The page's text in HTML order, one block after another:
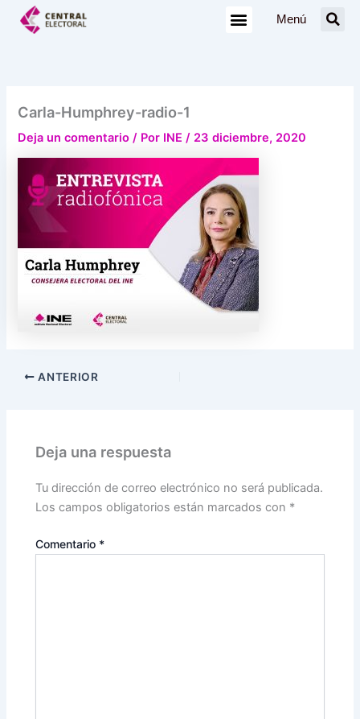
Menú
Carla-Humphrey-radio-1
Deja un comentario / Por INE/ 23 diciembre, 2020
ANTERIOR
Deja una respuesta
Tu dirección de correo electrónico no será publicada.
Los campos obligatorios están marcados con *
Comentario *